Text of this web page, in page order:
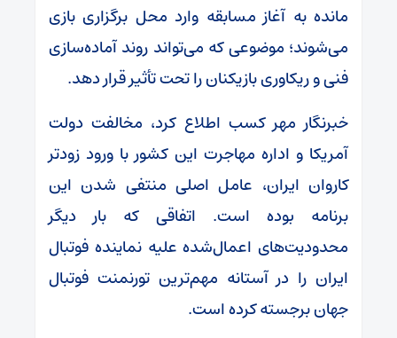
مانده به آغاز مسابقه وارد محل برگزاری بازی
می‌شوند؛ موضوعی که می‌تواند روند آماده‌سازی
فنی و ریکاوری بازیکنان را تحت تأثیر قرار دهد.
خبرنگار مهر کسب اطلاع کرد، مخالفت دولت
آمریکا و اداره مهاجرت این کشور با ورود زودتر
کاروان ایران، عامل اصلی منتفی شدن این
برنامه بوده است. اتفاقی که بار دیگر
محدودیت‌های اعمال‌شده علیه نماینده فوتبال
ایران را در آستانه مهم‌ترین تورنمنت فوتبال
جهان برجسته کرده است.